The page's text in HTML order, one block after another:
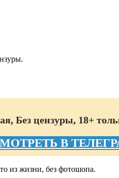
Без цензуры, 18+
В
из жизни, без фотошопа.